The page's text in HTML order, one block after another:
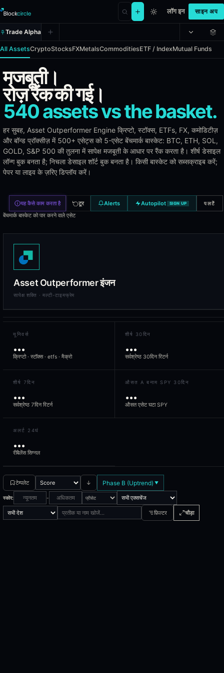
लॉग इन साइन अप
Trade Alpha
All AssetsCryptoStocksFXMetalsCommoditiesETF / IndexMutual Funds
Asset Outperformer Engine
The Asset Outperformer Engine identifies assets that
Benchmarks
All assets are compared against Bitcoin (BTC), Ethereum (ETH),
Asset Categories
Crypto: 3,000+ tokens by market cap
Stocks: 400+ US equities (S&P 500, NASDAQ 100, sector
ETFs & Index Funds: 130+ ETFs across sectors, bonds, and
Commodities: Oil, Natural Gas, Wheat, Corn, Copper,
Mutual Funds: 20+ index and managed funds
Scoring & Phases
Each asset receives a composite score (0-100) based on short-
Top Outperforming Assets
GCTS GCT Semiconductor, Inc.
CLRO ClearOne Inc.
0KQK
CTEV
HNGE Hinge Health Inc.
0E4F BNP Paribas Easy MSCI Europe Small Caps SRI S-
मजबूती।
रोज़ रैंक की गई।
540 assets vs the basket.
हर सुबह, Asset Outperformer Engine क्रिप्टो, स्टॉक्स, ETFs, FX, कमोडिटीज़
और बॉन्ड प्रॉक्सीज़ में 500+ एसेट्स को 5-एसेट बेंचमार्क बास्केट: BTC, ETH, SOL,
GOLD, S&P 500 की तुलना में सापेक्ष मजबूती के आधार पर रैंक करता है। शीर्ष डेसाइल
लॉन्ग बुक बनता है; निचला डेसाइल शॉर्ट बुक बनता है। किसी बास्केट को सब्सक्राइब करें;
पेपर या लाइव के ज़रिए डिप्लॉय करें।
यह कैसे काम करता है टूर Alerts Autopilot SIGN UP पलटें
बेंचमार्क बास्केट को पार करने वाले एसेट
Asset Outperformer इंजन
सापेक्ष शक्ति · मल्टी-टाइमफ्रेम
यूनिवर्स
...
क्रिप्टो · स्टॉक्स · etfs · मैक्रो
शीर्ष 30दिन
...
सर्वश्रेष्ठ 30दिन रिटर्न
शीर्ष 7दिन
...
सर्वश्रेष्ठ 7दिन रिटर्न
औसत Α बनाम SPY 30दिन
...
औसत एसेट घटा SPY
अलर्ट 24घं
...
रीबैलेंस सिग्नल
टेम्पलेट ↓ Phase B (Uptrend) ▼
स्कोर: -
फ़िल्टर चौड़ा